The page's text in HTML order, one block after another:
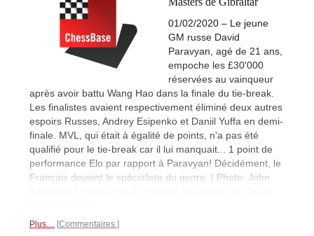
01/02/2020 – Le jeune
GM russe David
Paravyan, agé de 21 ans,
empoche les £30'000
réservées au vainqueur
après avoir battu Wang Hao dans la finale du tie-break.
Les finalistes avaient respectivement éliminé deux autres
espoirs Russes, Andrey Esipenko et Daniil Yuffa en demi-
finale. MVL, qui était à égalité de points, n'a pas été
qualifié pour le tie-break car il lui manquait... 1 point de
performance Elo par rapport à Paravyan! Décidément, le
Français devient le spécialiste du genre. | Photo: John
Plus… Commentaires